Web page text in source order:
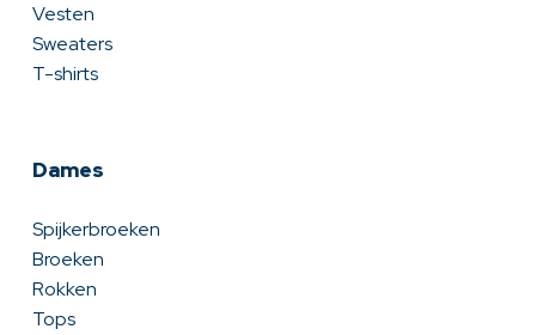
Vesten
Sweaters
T-shirts
Dames
Spijkerbroeken
Broeken
Rokken
Tops